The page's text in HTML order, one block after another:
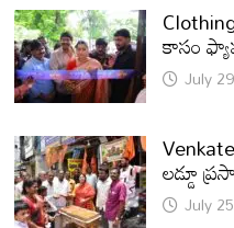
కాసం
July
లడ్డూ
July